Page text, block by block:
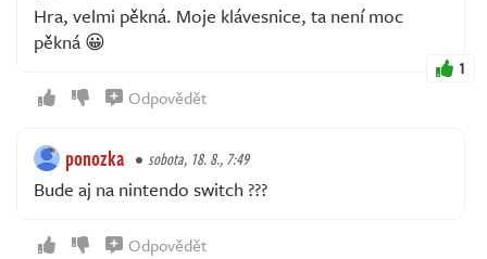
Hra, velmi pěkná. Moje klávesnice, ta není moc
pěkná 😀
1
Odpovědět
ponozka sobota, 18. 8., 7:49
Bude aj na nintendo switch ???
Odpovědět